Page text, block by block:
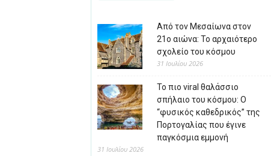
Από τον Μεσαίωνα στον
21ο αιώνα: Το αρχαιότερο
σχολείο του κόσμου
31 Ιουλίου 2026
Το πιο viral θαλάσσιο
σπήλαιο του κόσμου: Ο
“φυσικός καθεδρικός” της
Πορτογαλίας που έγινε
παγκόσμια εμμονή
31 Ιουλίου 2026